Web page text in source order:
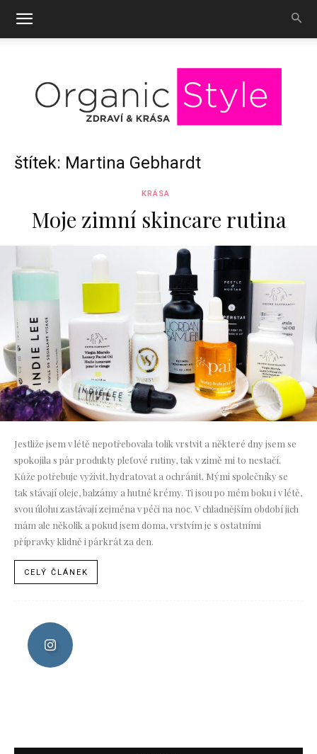
OrganicStyle
štítek: Martina Gebhardt
KRÁSA
Moje zimní skincare rutina
Jestliže jsem v létě nepotřebovala tolik vrstvit a některé dny jsem se
spokojila s pár produkty pleťové rutiny, tak v zimě mi to nestačí.
Kůže potřebuje vyživit, hydratovat a ochránit. Mými společníky se
tak stávají oleje, balzámy a hutné krémy. Ti jsou po mém boku i v létě,
svou úlohu zastávají zejména v péči na noc. V chladnějším období jich
mám ale několik a pokud jsem doma, vrstvím je s ostatními
přípravky klidně i párkrát za den.
CELÝ ČLÁNEK